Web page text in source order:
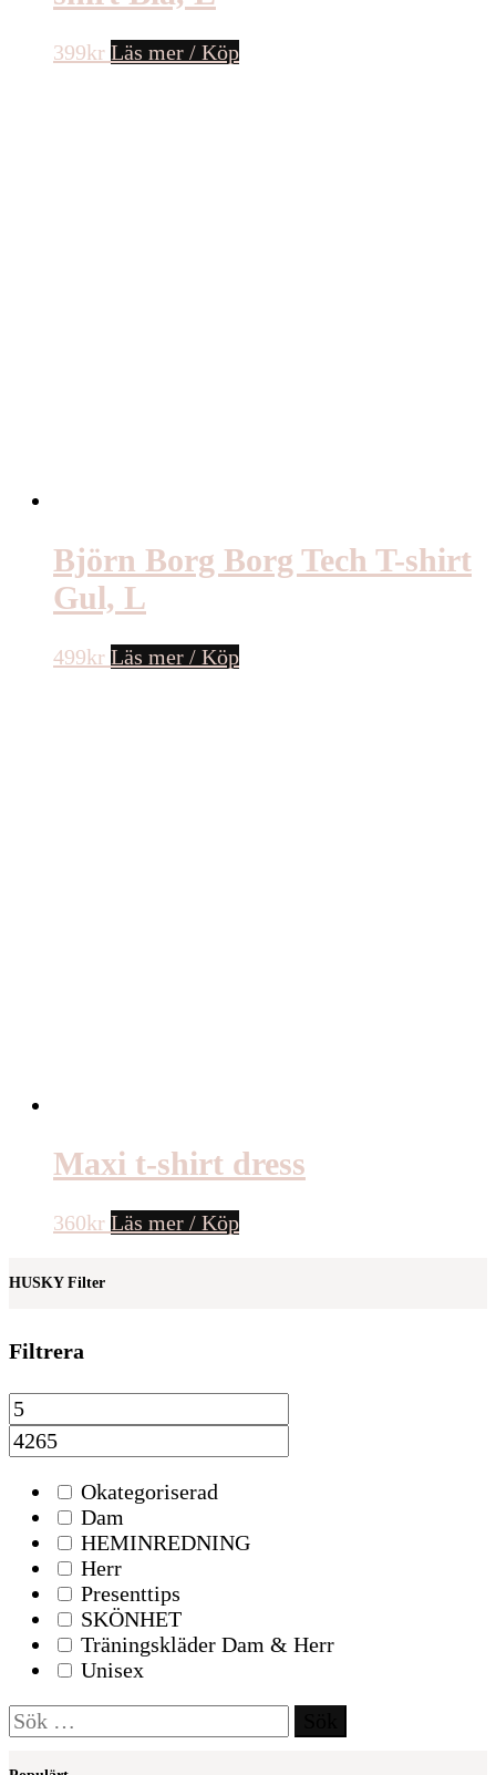
399kr Läs mer / Köp
Björn Borg Borg Tech T-shirt
Gul, L
499kr Läs mer / Köp
Maxi t-shirt dress
360kr Läs mer / Köp
HUSKY Filter
Filtrera
Okategoriserad
Dam
HEMINREDNING
Herr
Presenttips
SKÖNHET
Träningskläder Dam & Herr
Unisex
Sök
efter: